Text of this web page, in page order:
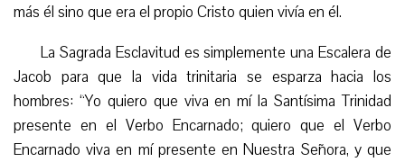
más él sino que era el propio Cristo quien vivía en él.
La Sagrada Esclavitud es simplemente una Escalera de
Jacob para que la vida trinitaria se esparza hacia los
hombres: “Yo quiero que viva en mí la Santísima Trinidad
presente en el Verbo Encarnado; quiero que el Verbo
Encarnado viva en mí presente en Nuestra Señora, y que